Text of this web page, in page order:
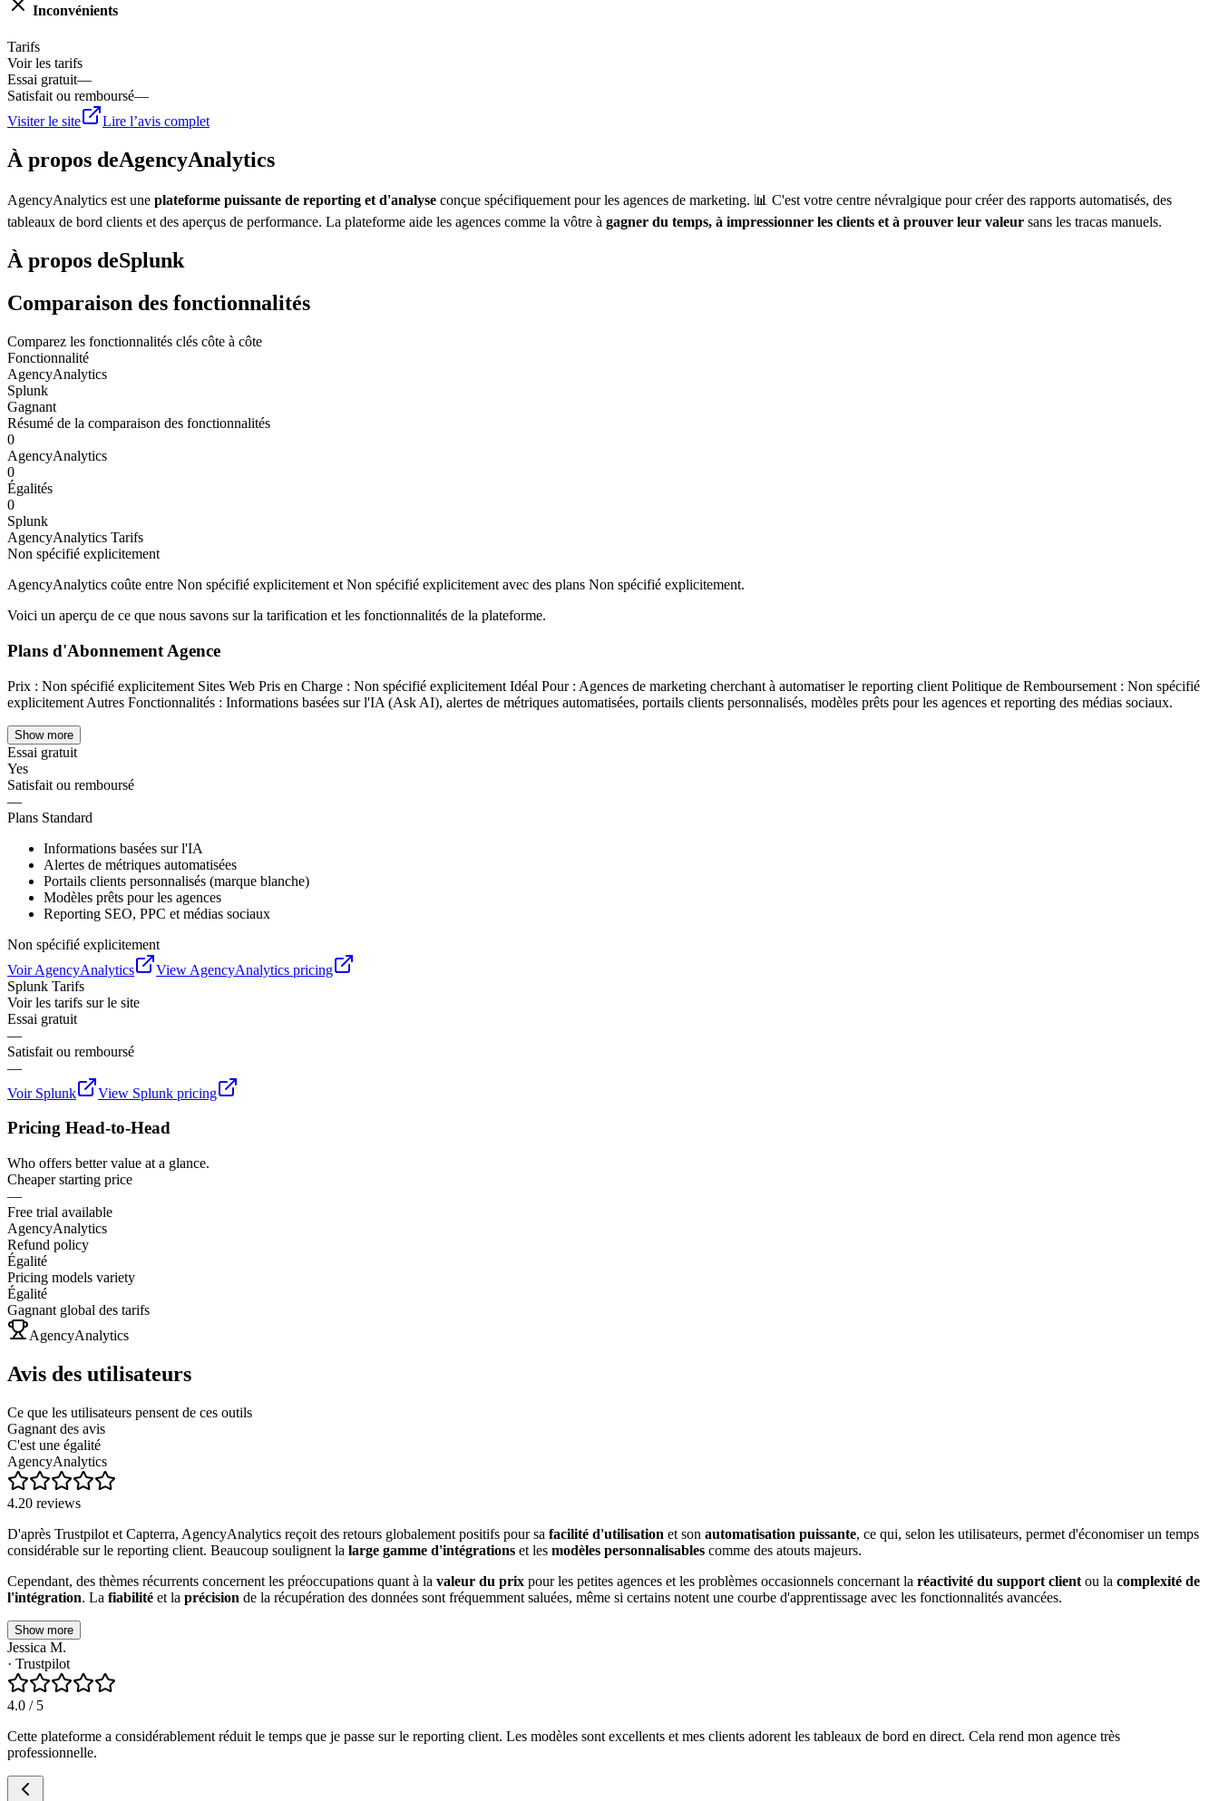
Inconvénients
Tarifs
Voir les tarifs
Essai gratuit—
Satisfait ou remboursé—
Visiter le site
Lire l’avis complet
À propos deAgencyAnalytics
AgencyAnalytics est une plateforme puissante de reporting et d'analyse conçue spécifiquement pour les agences de marketing. 📊 C'est votre centre névralgique pour créer des rapports automatisés, des
tableaux de bord clients et des aperçus de performance. La plateforme aide les agences comme la vôtre à gagner du temps, à impressionner les clients et à prouver leur valeur sans les tracas manuels.
À propos deSplunk
Comparaison des fonctionnalités
Comparez les fonctionnalités clés côte à côte
Fonctionnalité
AgencyAnalytics
Splunk
Gagnant
Résumé de la comparaison des fonctionnalités
0
AgencyAnalytics
0
Égalités
0
Splunk
AgencyAnalytics Tarifs
Non spécifié explicitement
AgencyAnalytics coûte entre Non spécifié explicitement et Non spécifié explicitement avec des plans Non spécifié explicitement.
Voici un aperçu de ce que nous savons sur la tarification et les fonctionnalités de la plateforme.
Plans d'Abonnement Agence
Prix : Non spécifié explicitement Sites Web Pris en Charge : Non spécifié explicitement Idéal Pour : Agences de marketing cherchant à automatiser le reporting client Politique de Remboursement : Non spécifié
explicitement Autres Fonctionnalités : Informations basées sur l'IA (Ask AI), alertes de métriques automatisées, portails clients personnalisés, modèles prêts pour les agences et reporting des médias sociaux.
Show more
Essai gratuit
Yes
Satisfait ou remboursé
—
Plans Standard
Informations basées sur l'IA
Alertes de métriques automatisées
Portails clients personnalisés (marque blanche)
Modèles prêts pour les agences
Reporting SEO, PPC et médias sociaux
Non spécifié explicitement
Voir AgencyAnalytics View AgencyAnalytics pricing
Splunk Tarifs
Voir les tarifs sur le site
Essai gratuit
—
Satisfait ou remboursé
—
Voir Splunk View Splunk pricing
Pricing Head-to-Head
Who offers better value at a glance.
Cheaper starting price
—
Free trial available
AgencyAnalytics
Refund policy
Égalité
Pricing models variety
Égalité
Gagnant global des tarifs
AgencyAnalytics
Avis des utilisateurs
Ce que les utilisateurs pensent de ces outils
Gagnant des avis
C'est une égalité
AgencyAnalytics
4.20 reviews
D'après Trustpilot et Capterra, AgencyAnalytics reçoit des retours globalement positifs pour sa facilité d'utilisation et son automatisation puissante, ce qui, selon les utilisateurs, permet d'économiser un temps
considérable sur le reporting client. Beaucoup soulignent la large gamme d'intégrations et les modèles personnalisables comme des atouts majeurs.
Cependant, des thèmes récurrents concernent les préoccupations quant à la valeur du prix pour les petites agences et les problèmes occasionnels concernant la réactivité du support client ou la complexité de
l'intégration. La fiabilité et la précision de la récupération des données sont fréquemment saluées, même si certains notent une courbe d'apprentissage avec les fonctionnalités avancées.
Show more
Jessica M.
· Trustpilot
4.0 / 5
Cette plateforme a considérablement réduit le temps que je passe sur le reporting client. Les modèles sont excellents et mes clients adorent les tableaux de bord en direct. Cela rend mon agence très
professionnelle.